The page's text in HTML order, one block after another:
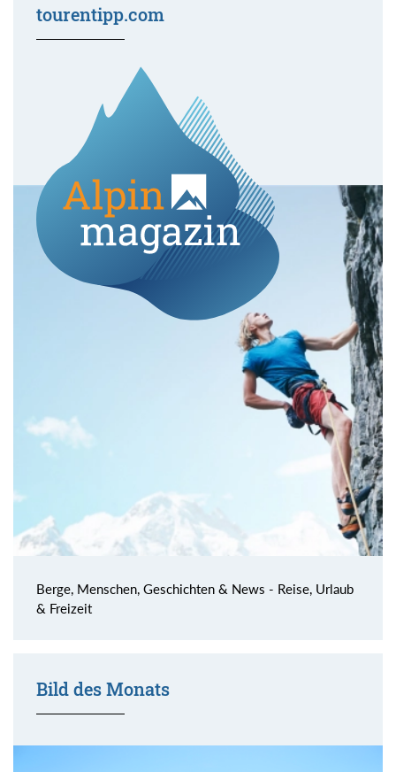
tourentipp.com
Berge, Menschen, Geschichten & News - Reise, Urlaub
& Freizeit
Bild des Monats